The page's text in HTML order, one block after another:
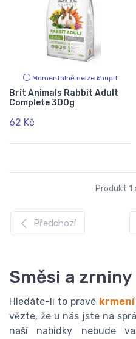
Momentálně nelze koupit
Brit Animals Rabbit Adult
Complete 300g
62 Kč
Produkt 1
Předchozí
Směsi a
Hledáte-li to pravé krmení
vězte, že u nás jste na
naší nabídky nebude